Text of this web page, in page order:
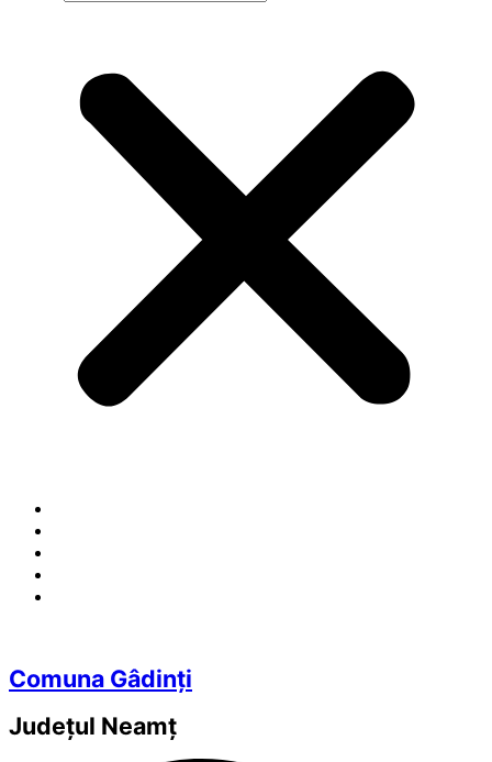
Comuna Gâdinți
Județul Neamț